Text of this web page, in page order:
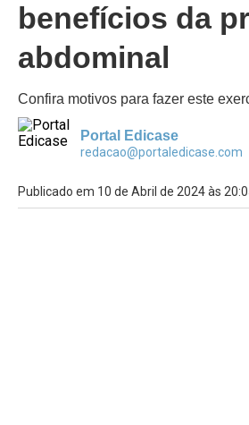
benefícios da
abdominal
Confira motivos para fazer este
Portal Edicase
redacao@portaledicase.com
Publicado em 10 de Abril de 2024 às